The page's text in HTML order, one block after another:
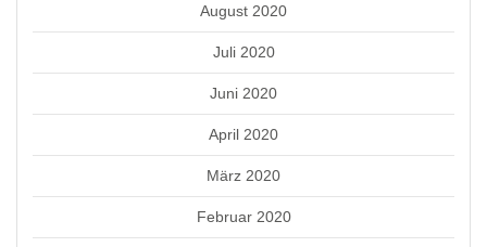
August 2020
Juli 2020
Juni 2020
April 2020
März 2020
Februar 2020